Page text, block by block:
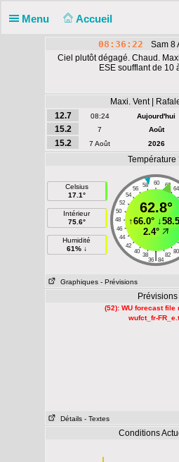
Menu Accueil
08:36:22
Sam 8
Ciel plutôt dégagé. Chaud.
ESE soufflant de 10
Maxi. Vent |
12.7
08:24 Aujourd'hui
15.2
7 Août
15.2
7 Août 2026
Température
Celsius
17.1°
Intérieur
75.6°
Humidité
61% ↓
60
58 62
56
64
54
52
50
48
46
44
42
40
80
38 82
|
36 84
62.8°
↑66.0° ↓
2.4°
Graphiques - Prévisions
Prévisions
(52): WU forecast file
wufct_fr-
Détails - Textes
Conditions